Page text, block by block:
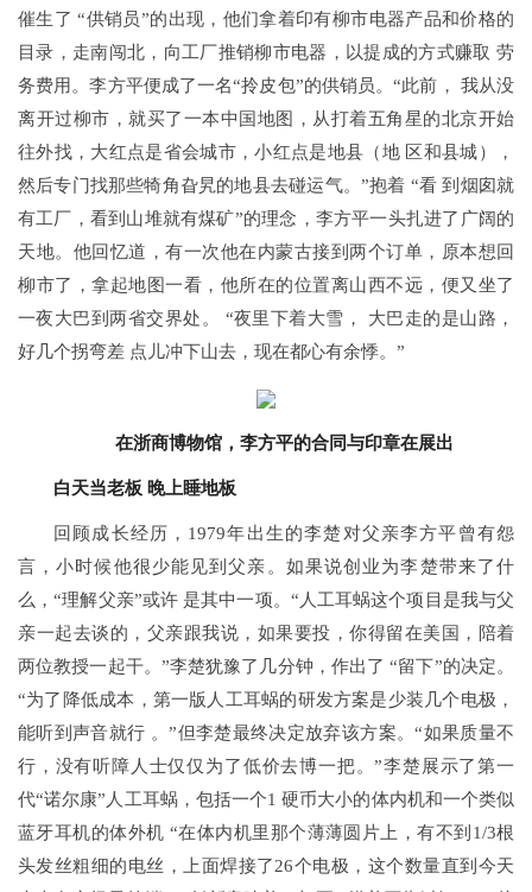
催生了 “供销员”的出现，他们拿着印有柳市电器产品和价格的
目录，走南闯北，向工厂推销柳市电器，以提成的方式赚取 劳
务费用。李方平便成了一名“拎皮包”的供销员。“此前， 我从没
离开过柳市，就买了一本中国地图，从打着五角星的北京开始
往外找，大红点是省会城市，小红点是地县（地 区和县城），
然后专门找那些犄角旮旯的地县去碰运气。”抱着 “看 到烟囱就
有工厂，看到山堆就有煤矿”的理念，李方平一头扎进了广阔的
天地。他回忆道，有一次他在内蒙古接到两个订单，原本想回
柳市了，拿起地图一看，他所在的位置离山西不远，便又坐了
一夜大巴到两省交界处。 “夜里下着大雪， 大巴走的是山路，
好几个拐弯差 点儿冲下山去，现在都心有余悸。”
在浙商博物馆，李方平的合同与印章在展出
白天当老板 晚上睡地板
回顾成长经历，1979年出生的李楚对父亲李方平曾有怨
言，小时候他很少能见到父亲。如果说创业为李楚带来了什
么，“理解父亲”或许 是其中一项。“人工耳蜗这个项目是我与父
亲一起去谈的，父亲跟我说，如果要投，你得留在美国，陪着
两位教授一起干。”李楚犹豫了几分钟，作出了 “留下”的决定。
“为了降低成本，第一版人工耳蜗的研发方案是少装几个电极，
能听到声音就行 。”但李楚最终决定放弃该方案。“如果质量不
行，没有听障人士仅仅为了低价去博一把。”李楚展示了第一
代“诺尔康”人工耳蜗，包括一个1 硬币大小的体内机和一个类似
蓝牙耳机的体外机 “在体内机里那个薄薄圆片上，有不到1/3根
头发丝粗细的电丝，上面焊接了26个电极，这个数量直到今天